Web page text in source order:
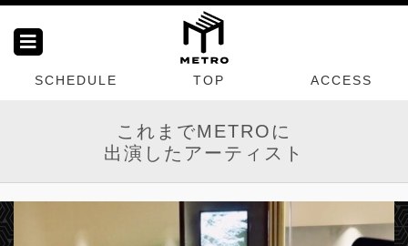
SCHEDULE TOP ACCESS
これまでMETROに
出演したアーティスト